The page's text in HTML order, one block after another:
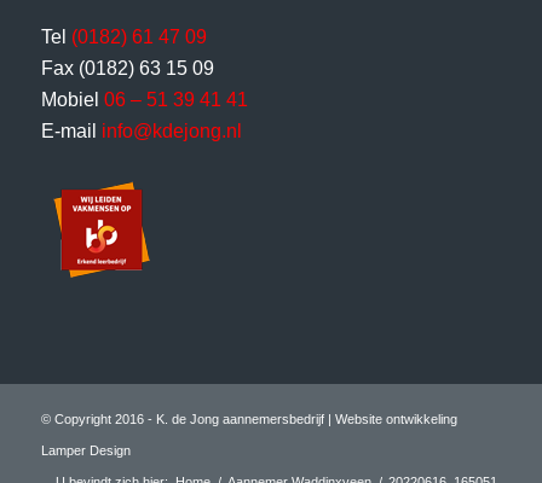
Tel (0182) 61 47 09
Fax (0182) 63 15 09
Mobiel 06 – 51 39 41 41
E-mail info@kdejong.nl
© Copyright 2016 - K. de Jong aannemersbedrijf | Website ontwikkeling
Lamper Design